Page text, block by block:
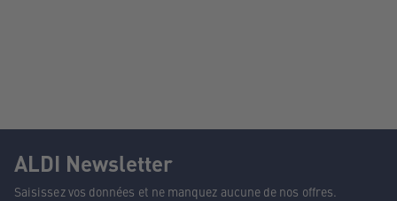
ALDI Newsletter
Saisissez vos données et ne manquez aucune de nos offres.